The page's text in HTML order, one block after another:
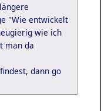
"Wie entwickelt
wie ich
man da
dann go